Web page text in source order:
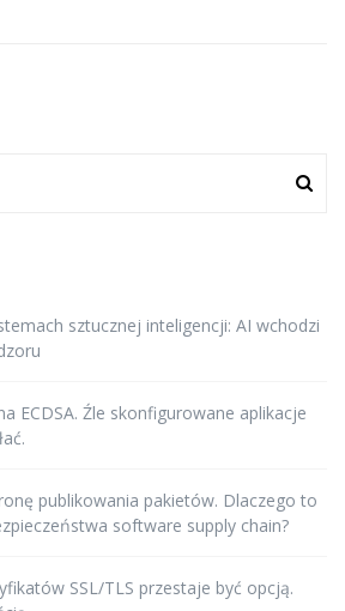
sztucznej inteligencji: AI wchodzi
ECDSA. Źle skonfigurowane aplikacje
publikowania pakietów. Dlaczego to
software supply chain?
SSL/TLS przestaje być opcją.